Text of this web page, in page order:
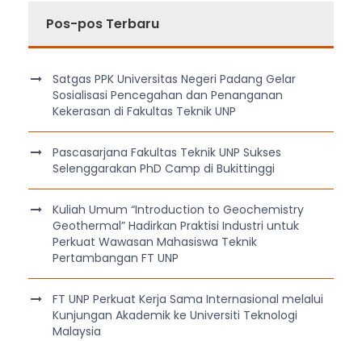
Pos-pos Terbaru
Satgas PPK Universitas Negeri Padang Gelar
Sosialisasi Pencegahan dan Penanganan
Kekerasan di Fakultas Teknik UNP
Pascasarjana Fakultas Teknik UNP Sukses
Selenggarakan PhD Camp di Bukittinggi
Kuliah Umum “Introduction to Geochemistry
Geothermal” Hadirkan Praktisi Industri untuk
Perkuat Wawasan Mahasiswa Teknik
Pertambangan FT UNP
FT UNP Perkuat Kerja Sama Internasional melalui
Kunjungan Akademik ke Universiti Teknologi
Malaysia